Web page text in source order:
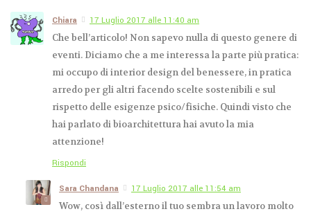
Viaggio nella natura
5 FEBBRAIO 2016
DICHANDANA SARA
Chiara
17 Luglio 2017 alle 11:40 am
Che bell’articolo! Non sapevo nulla di questo genere di
eventi. Diciamo che a me interessa la parte più pratica:
mi occupo di interior design del benessere, in pratica
arredo per gli altri facendo scelte sostenibili e sul
rispetto delle esigenze psico/fisiche. Quindi visto che
hai parlato di bioarchitettura hai avuto la mia
attenzione!
Rispondi
Sara Chandana
17 Luglio 2017 alle 11:54 am
Wow, così dall’esterno il tuo sembra un lavoro molto